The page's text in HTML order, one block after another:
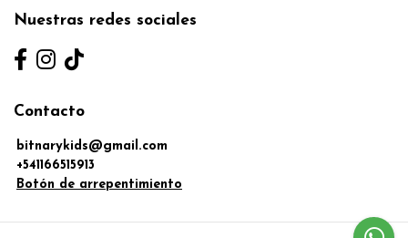
Nuestras redes sociales
Contacto
bitnarykids@gmail.com
+541166515913
Botón de arrepentimiento